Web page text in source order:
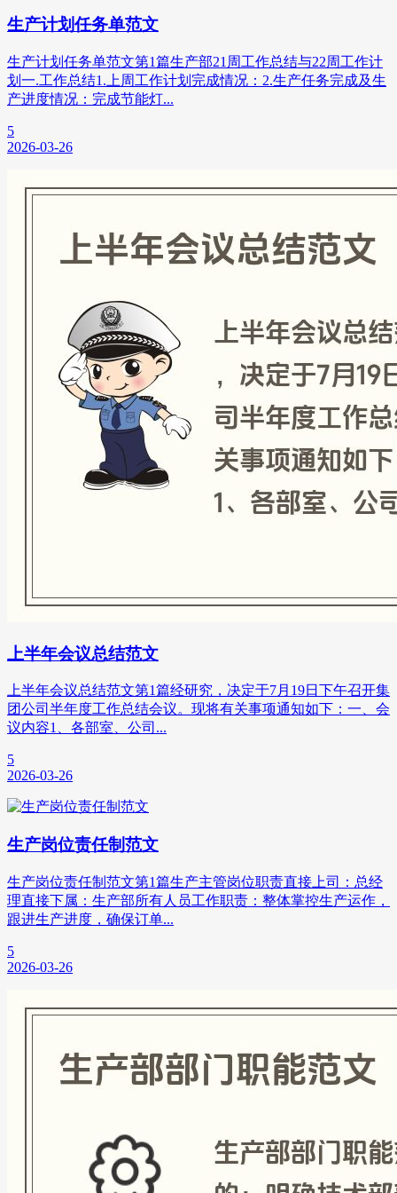
生产计划任务单范文
生产计划任务单范文第1篇生产部21周工作总结与22周工作计
划一.工作总结1.上周工作计划完成情况：2.生产任务完成及生
产进度情况：完成节能灯...
5
2026-03-26
上半年会议总结范文
上半年会议总结范文第1篇经研究，决定于7月19日下午召开集
团公司半年度工作总结会议。现将有关事项通知如下：一、会
议内容1、各部室、公司...
5
2026-03-26
生产岗位责任制范文
生产岗位责任制范文第1篇生产主管岗位职责直接上司：总经
理直接下属：生产部所有人员工作职责：整体掌控生产运作，
跟进生产进度，确保订单...
5
2026-03-26